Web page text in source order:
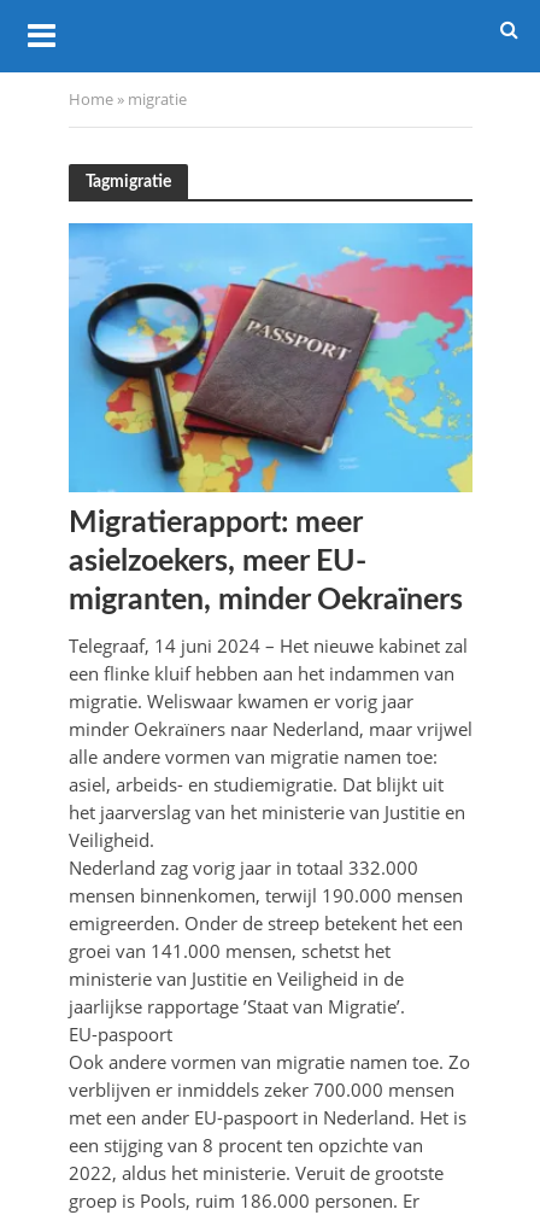
Home» migratie
Tagmigratie
Migratierapport: meer
asielzoekers, meer EU-
migranten, minder Oekraïners
Telegraaf, 14 juni 2024 – Het nieuwe kabinet zal
een flinke kluif hebben aan het indammen van
migratie. Weliswaar kwamen er vorig jaar
minder Oekraïners naar Nederland, maar vrijwel
alle andere vormen van migratie namen toe:
asiel, arbeids- en studiemigratie. Dat blijkt uit
het jaarverslag van het ministerie van Justitie en
Veiligheid.
Nederland zag vorig jaar in totaal 332.000
mensen binnenkomen, terwijl 190.000 mensen
emigreerden. Onder de streep betekent het een
groei van 141.000 mensen, schetst het
ministerie van Justitie en Veiligheid in de
jaarlijkse rapportage ’Staat van Migratie’.
EU-paspoort
Ook andere vormen van migratie namen toe. Zo
verblijven er inmiddels zeker 700.000 mensen
met een ander EU-paspoort in Nederland. Het is
een stijging van 8 procent ten opzichte van
2022, aldus het ministerie. Veruit de grootste
groep is Pools, ruim 186.000 personen. Er